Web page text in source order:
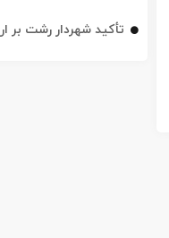
تأکید شهردار رشت بر